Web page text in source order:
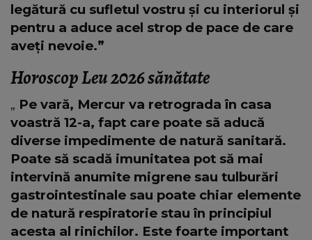
legătură cu sufletul vostru și cu interiorul și
pentru a aduce acel strop de pace de care
aveți nevoie.”
Horoscop Leu 2026 sănătate
„ Pe vară, Mercur va retrograda în casa
voastră 12-a, fapt care poate să aducă
diverse impedimente de natură sanitară.
Poate să scadă imunitatea pot să mai
intervină anumite migrene sau tulburări
gastrointestinale sau poate chiar elemente
de natură respiratorie stau în principiul
acesta al rinichilor. Este foarte important